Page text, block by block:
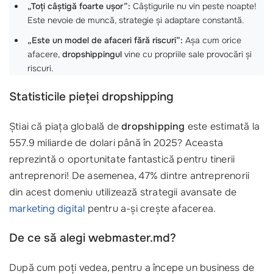
„Toți câștigă foarte ușor”: Câștigurile nu vin peste noapte!
Este nevoie de muncă, strategie și adaptare constantă.
„Este un model de afaceri fără riscuri”: Așa cum orice
afacere, dropshippingul vine cu propriile sale provocări și
riscuri.
Statisticile pieței dropshipping
Știai că piața globală dedropshipping este estimată la
557.9 miliarde de dolari până în 2025? Aceasta
reprezintă o oportunitate fantastică pentru tinerii
antreprenori! De asemenea, 47% dintre antreprenorii
din acest domeniu utilizează strategii avansate de
marketing digital pentru a-și crește afacerea.
De ce să alegi webmaster.md?
După cum poți vedea, pentru a începe un business de